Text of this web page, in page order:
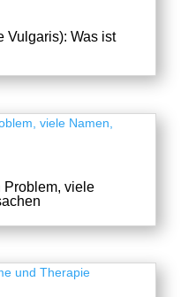
Vulgaris): Was ist
Problem, viele